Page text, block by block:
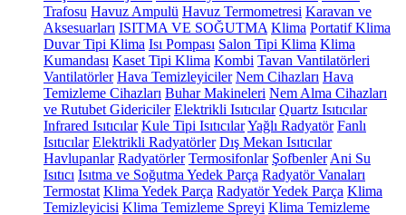
Trafosu Havuz Ampulü Havuz Termometresi Karavan ve
Aksesuarları ISITMA VE SOĞUTMA Klima Portatif Klima
Duvar Tipi Klima Isı Pompası Salon Tipi Klima Klima
Kumandası Kaset Tipi Klima Kombi Tavan Vantilatörleri
Vantilatörler Hava Temizleyiciler Nem Cihazları Hava
Temizleme Cihazları Buhar Makineleri Nem Alma Cihazları
ve Rutubet Gidericiler Elektrikli Isıtıcılar Quartz Isıtıcılar
Infrared Isıtıcılar Kule Tipi IsıtıcılarYağlı Radyatör Fanlı
Isıtıcılar Elektrikli Radyatörler Dış Mekan Isıtıcılar
Havlupanlar Radyatörler Termosifonlar Şofbenler Ani Su
Isıtıcı Isıtma ve Soğutma Yedek Parça Radyatör Vanaları
Termostat Klima Yedek Parça Radyatör Yedek Parça Klima
Temizleyicisi Klima Temizleme Spreyi Klima Temizleme